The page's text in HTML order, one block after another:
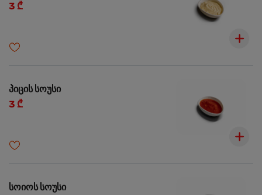
3 ₾
პიცის სოუსი
3 ₾
სოიოს სოუსი